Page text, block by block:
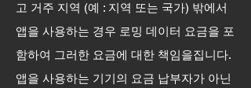
고 거주 지역 (예 : 지역 또는 국가) 밖에서
앱을 사용하는 경우 로밍 데이터 요금을 포
함하여 그러한 요금에 대한 책임을집니다.
앱을 사용하는 기기의 요금 납부자가 아닌